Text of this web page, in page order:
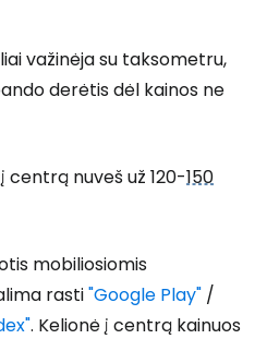
važinėja su taksometru,
derėtis dėl kainos ne
centrą nuveš už 120-150
mobiliosiomis
rasti"Google Play" /
. Kelionė į centrą kainuos